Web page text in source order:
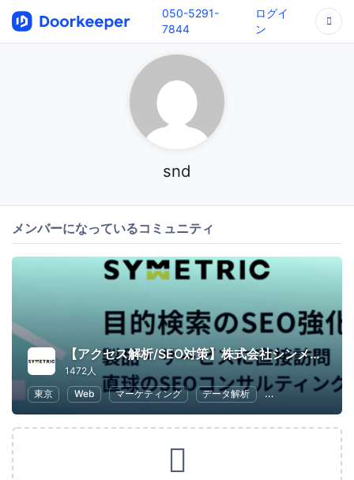
050-5291-
7844
ログイ
ン
snd
メンバーになっているコミュニティ
【アクセス解析/SEO対策】株式会社シンメトリック
1472人
東京
Web マーケティング データ解析 SEO（検索エンジ